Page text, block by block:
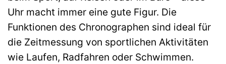
Uhr macht immer eine gute Figur. Die
Funktionen des Chronographen sind ideal für
die Zeitmessung von sportlichen Aktivitäten
wie Laufen, Radfahren oder Schwimmen.